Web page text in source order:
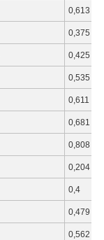
0,613
0,375
0,425
0,535
0,611
0,681
0,808
0,204
0,4
0,479
0,562